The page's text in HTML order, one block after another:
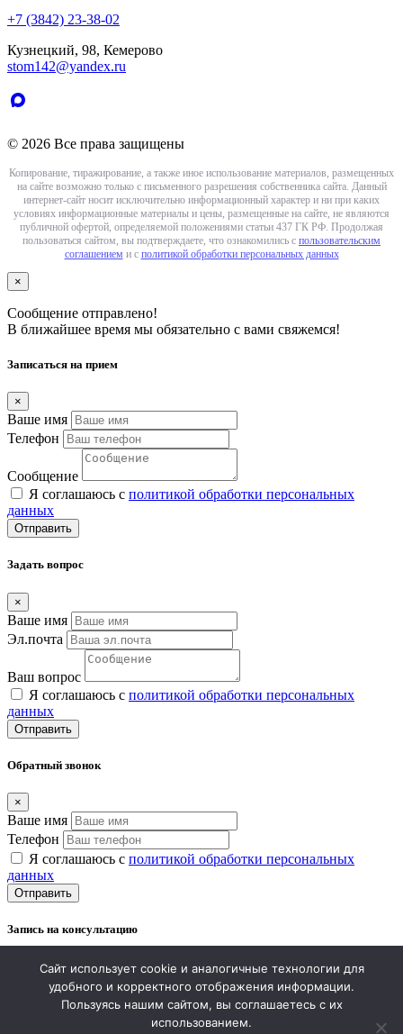
+7 (3842) 23-38-02
Кузнецкий, 98, Кемерово
stom142@yandex.ru
© 2026 Все права защищены
Копирование, тиражирование, а также иное использование материалов, размещенных
на сайте возможно только с письменного разрешения собственника сайта. Данный
интернет-сайт носит исключительно информационный характер и ни при каких
условиях информационные материалы и цены, размещенные на сайте, не являются
публичной офертой, определяемой положениями статьи 437 ГК РФ. Продолжая
пользоваться сайтом, вы подтверждаете, что ознакомились с пользовательским
соглашением и с политикой обработки персональных данных
×
Сообщение отправлено!
В ближайшее время мы обязательно с вами свяжемся!
Записаться на прием
×
Ваше имя
Телефон
Сообщение
Я соглашаюсь с политикой обработки персональных
данных
Отправить
Задать вопрос
×
Ваше имя
Эл.почта
Ваш вопрос
Я соглашаюсь с политикой обработки персональных
данных
Отправить
Обратный звонок
×
Ваше имя
Телефон
Я соглашаюсь с политикой обработки персональных
данных
Отправить
Запись на консультацию
Ваше имя
Сайт использует cookie и аналогичные технологии для
удобного и корректного отображения информации.
Пользуясь нашим сайтом, вы соглашаетесь с их
использованием.